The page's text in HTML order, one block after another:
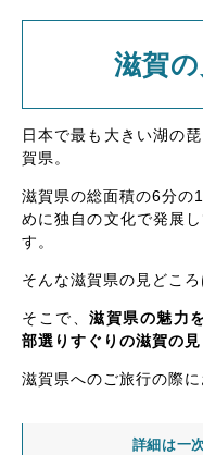
滋賀
日本で最も大きい湖の
賀県。
滋賀県の総面積の6分の
めに独自の文化で発展
す。
そんな滋賀県の見どこ
そこで、滋賀県の魅力
部選りすぐりの滋賀の
滋賀県へのご旅行の際
詳細は一